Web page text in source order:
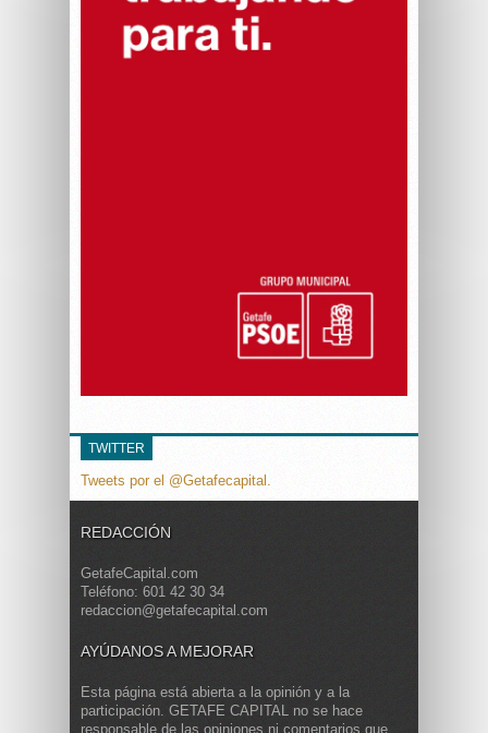
TWITTER
Tweets por el @Getafecapital.
REDACCIÓN
GetafeCapital.com
Teléfono: 601 42 30 34
redaccion@getafecapital.com
AYÚDANOS A MEJORAR
Esta página está abierta a la opinión y a la
participación. GETAFE CAPITAL no se hace
responsable de las opiniones ni comentarios que